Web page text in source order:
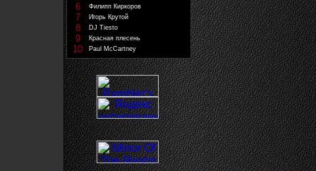
6 Филипп Киркоров
7 Игорь Крутой
8 DJ Tiesto
9 Красная плесень
10 Paul McCartney